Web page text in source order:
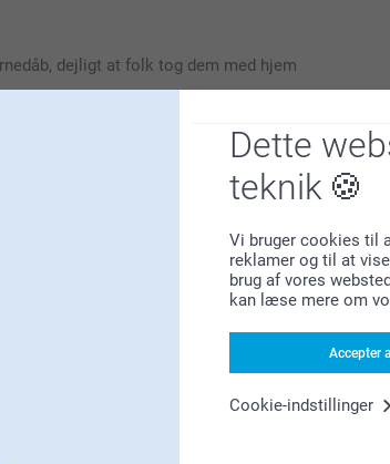
Dette
teknik
Vi bruger cookies til
reklamer og til at
brug af vores
kan læse mere om
Accepter
Cookie-indstillinger
især når det er til en så vigtig
dejligt at folk tog dem med hjem
glad for dine slikposer. De bliver normalt
anledninger til at bruge dem!